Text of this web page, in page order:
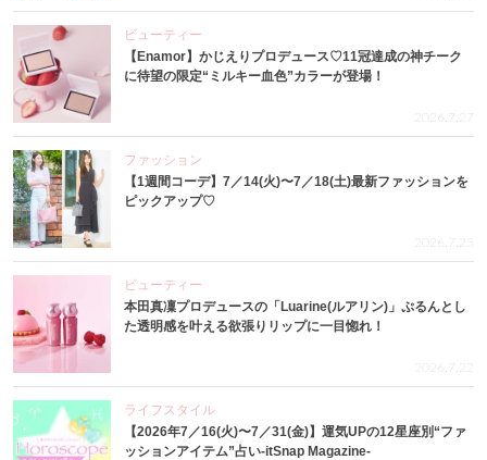
ビューティー
【Enamor】かじえりプロデュース♡11冠達成の神チーク
に待望の限定“ミルキー血色”カラーが登場！
2026.7.27
ファッション
【1週間コーデ】7／14(火)〜7／18(土)最新ファッションを
ピックアップ♡
2026.7.23
ビューティー
本田真凜プロデュースの「Luarine(ルアリン)」ぷるんとし
た透明感を叶える欲張りリップに一目惚れ！
2026.7.22
ライフスタイル
【2026年7／16(火)〜7／31(金)】運気UPの12星座別“ファ
ッションアイテム”占い-itSnap Magazine-